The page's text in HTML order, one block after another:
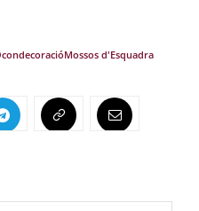
condecoracióMossos d'Esquadra